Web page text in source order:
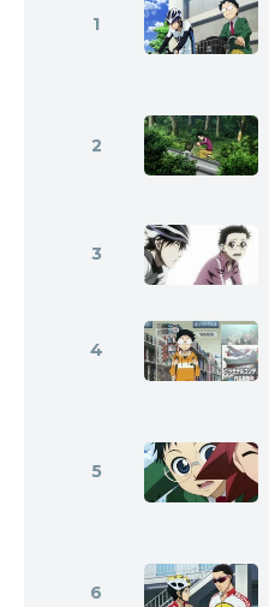
1
2
3
4
5
6